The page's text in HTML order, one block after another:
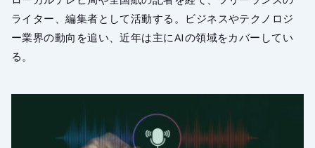
ライター、編集者として活動する。ビジネスやテクノロジ
ー業界の動向を追い、近年は主にAIの領域をカバーしてい
る。